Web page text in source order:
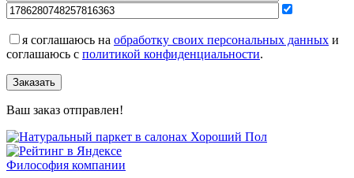
я соглашаюсь на обработку своих персональных данных и
соглашаюсь с политикой конфиденциальности.
Заказать
Ваш заказ отправлен!
Философия компании